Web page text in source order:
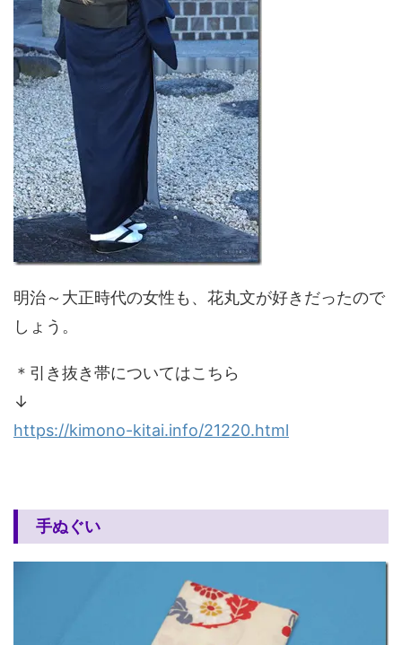
明治～大正時代の女性も、花丸文が好きだったので
しょう。
＊引き抜き帯についてはこちら
↓
https://kimono-kitai.info/21220.html
手ぬぐい